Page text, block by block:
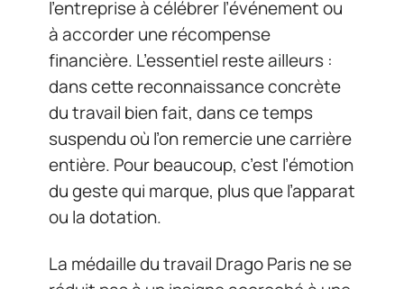
l’entreprise à célébrer l’événement ou
à accorder une récompense
financière. L’essentiel reste ailleurs :
dans cette reconnaissance concrète
du travail bien fait, dans ce temps
suspendu où l’on remercie une carrière
entière. Pour beaucoup, c’est l’émotion
du geste qui marque, plus que l’apparat
ou la dotation.
La médaille du travail Drago Paris ne se